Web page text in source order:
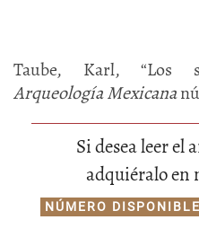
Taube, Karl, “Los
Arqueología Mexicana
Si desea leer el
adquiéralo en
NÚMERO DISPONIBLE